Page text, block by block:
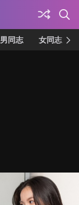
男同志 女同志